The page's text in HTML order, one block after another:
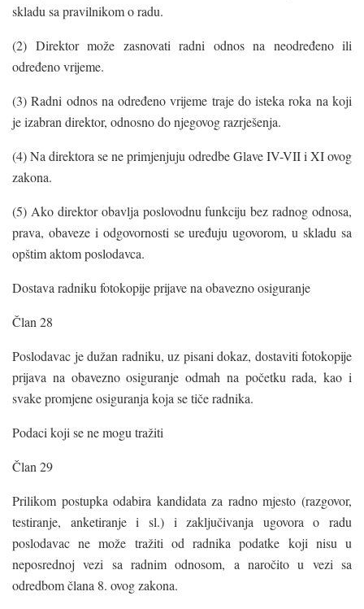
skladu sa pravilnikom o radu.
(2) Direktor može zasnovati radni odnos na neodređeno ili
određeno vrijeme.
(3) Radni odnos na određeno vrijeme traje do isteka roka na koji
je izabran direktor, odnosno do njegovog razrješenja.
(4) Na direktora se ne primjenjuju odredbe Glave IV-VII i XI ovog
zakona.
(5) Ako direktor obavlja poslovodnu funkciju bez radnog odnosa,
prava, obaveze i odgovornosti se uređuju ugovorom, u skladu sa
opštim aktom poslodavca.
Dostava radniku fotokopije prijave na obavezno osiguranje
Član 28
Poslodavac je dužan radniku, uz pisani dokaz, dostaviti fotokopije
prijava na obavezno osiguranje odmah na početku rada, kao i
svake promjene osiguranja koja se tiče radnika.
Podaci koji se ne mogu tražiti
Član 29
Prilikom postupka odabira kandidata za radno mjesto (razgovor,
testiranje, anketiranje i sl.) i zaključivanja ugovora o radu
poslodavac ne može tražiti od radnika podatke koji nisu u
neposrednoj vezi sa radnim odnosom, a naročito u vezi sa
odredbom člana 8. ovog zakona.